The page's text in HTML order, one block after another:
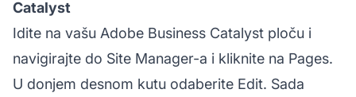
Catalyst
Idite na vašu Adobe Business Catalyst ploču i
navigirajte do Site Manager-a i kliknite na Pages.
U donjem desnom kutu odaberite Edit. Sada